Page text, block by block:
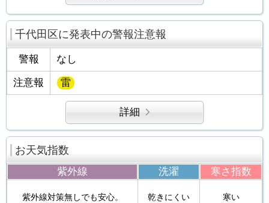
千代田区に発表中の警報注意報
警報 なし
注意報 雷
詳細
お天気指数
紫外線 洗濯 寒さ指数
紫外線対策無しでも安心。 乾きにくい 寒い